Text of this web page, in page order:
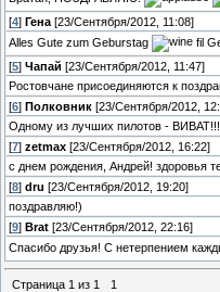
[4] Гена [23/Сентября/2012, 11:08]
Alles Gute zum Geburstag
fil
[5] Чапай [23/Сентября/2012, 11:47]
Ростовчане присоединяются к
[6] Полковник [23/Сентября/2012,
Одному из лучших пилотов -
[7] zetmax [23/Сентября/2012, 16:22]
с днем рождения, Андрей! здоровья
[8] dru [23/Сентября/2012, 19:20]
поздравляю!)
[9] Brat [23/Сентября/2012, 22:16]
Спасибо друзья! С нетерпением
Страница 1 из 1 1